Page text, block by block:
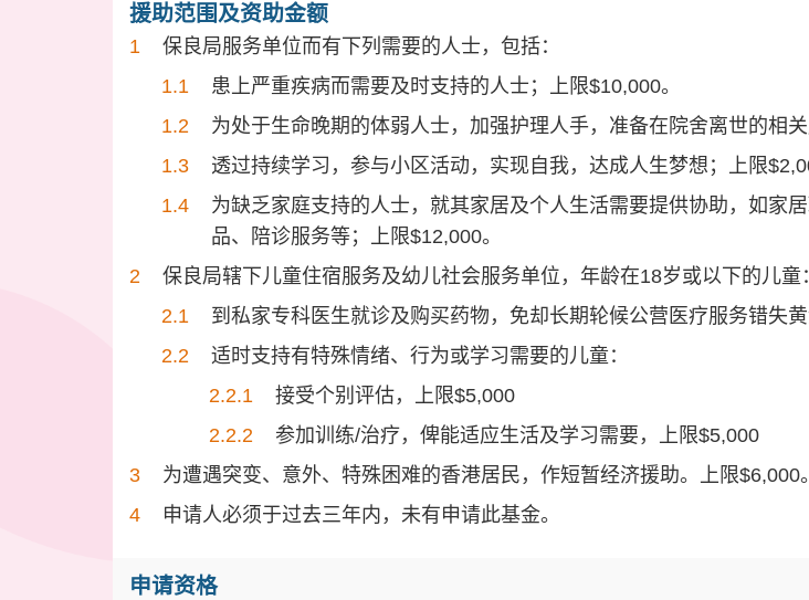
援助范围及资助金额
保良局服务单位而有下列需要的人士，包括：
患上严重疾病而需要及时支持的人士；上限$10,000。
为处于生命晚期的体弱人士，加强护理人手，准备在院舍离世的相关
透过持续学习，参与小区活动，实现自我，达成人生梦想；上限
为缺乏家庭支持的人士，就其家居及个人生活需要提供协助，如家
品、陪诊服务等；上限$12,000。
保良局辖下儿童住宿服务及幼儿社会服务单位，年龄在18岁或以下的儿童：
到私家专科医生就诊及购买药物，免却长期轮候公营医疗服务错失
适时支持有特殊情绪、行为或学习需要的儿童：
接受个别评估，上限$5,000
参加训练/治疗，俾能适应生活及学习需要，上限$5,000
为遭遇突变、意外、特殊困难的香港居民，作短暂经济援助。上限$6,000。
申请人必须于过去三年内，未有申请此基金。
申请资格